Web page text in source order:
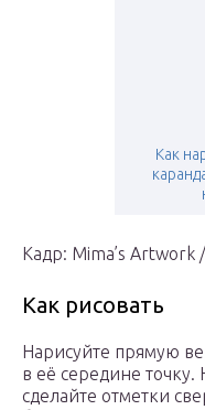
Как
Кадр: Mima’s Artwork
Как рисовать
Нарисуйте прямую
в её середине точку.
сделайте отметки